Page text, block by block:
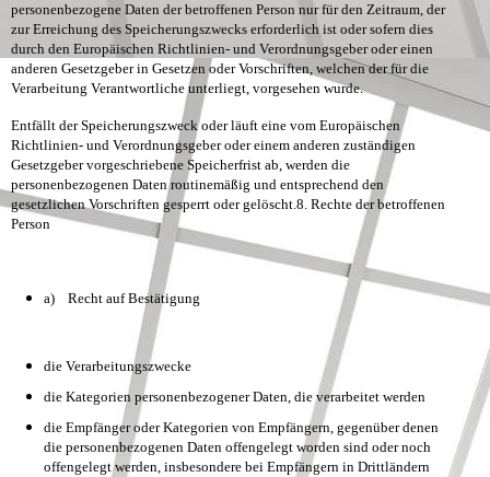
personenbezogene Daten der betroffenen Person nur für den Zeitraum, der
zur Erreichung des Speicherungszwecks erforderlich ist oder sofern dies
durch den Europäischen Richtlinien- und Verordnungsgeber oder einen
anderen Gesetzgeber in Gesetzen oder Vorschriften, welchen der für die
Verarbeitung Verantwortliche unterliegt, vorgesehen wurde.
Entfällt der Speicherungszweck oder läuft eine vom Europäischen
Richtlinien- und Verordnungsgeber oder einem anderen zuständigen
Gesetzgeber vorgeschriebene Speicherfrist ab, werden die
personenbezogenen Daten routinemäßig und entsprechend den
gesetzlichen Vorschriften gesperrt oder gelöscht.8. Rechte der betroffenen
Person
a) Recht auf Bestätigung
die Verarbeitungszwecke
die Kategorien personenbezogener Daten, die verarbeitet werden
die Empfänger oder Kategorien von Empfängern, gegenüber denen
die personenbezogenen Daten offengelegt worden sind oder noch
offengelegt werden, insbesondere bei Empfängern in Drittländern